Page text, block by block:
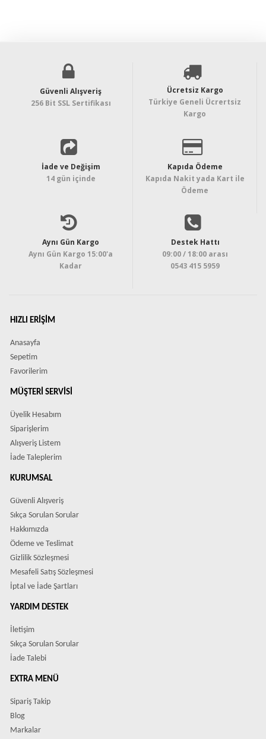
Güvenli Alışveriş
256 Bit SSL Sertifikası
Ücretsiz Kargo
Türkiye Geneli Ücrertsiz
Kargo
İade ve Değişim
14 gün içinde
Kapıda Ödeme
Kapıda Nakit yada Kart ile
Ödeme
Aynı Gün Kargo
Aynı Gün Kargo 15:00'a
Kadar
Destek Hattı
09:00 / 18:00 arası
0543 415 5959
HIZLI ERIŞIM
Anasayfa
Sepetim
Favorilerim
MÜŞTERI SERVISI
Üyelik Hesabım
Siparişlerim
Alışveriş Listem
İade Taleplerim
KURUMSAL
Güvenli Alışveriş
Sıkça Sorulan Sorular
Hakkımızda
Ödeme ve Teslimat
Gizlilik Sözleşmesi
Mesafeli Satış Sözleşmesi
İptal ve İade Şartları
YARDIM DESTEK
İletişim
Sıkça Sorulan Sorular
İade Talebi
EXTRA MENÜ
Sipariş Takip
Blog
Markalar